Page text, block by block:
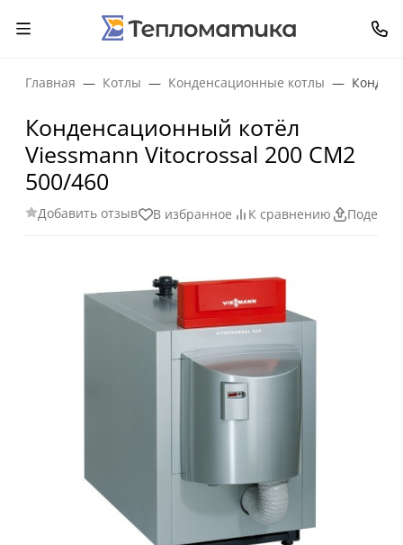
Главная Котлы Конденсационные котлы
Конденсационный котёл
Viessmann Vitocrossal 200 CM2
500/460
Добавить отзыв В избранное К сравнению